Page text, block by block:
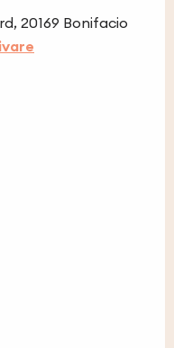
20169 Bonifacio